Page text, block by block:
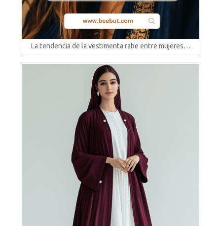
La tendencia de la vestimenta rabe entre mujeres…